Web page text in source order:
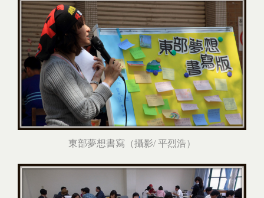
東部夢想書寫（攝影/ 平烈浩）